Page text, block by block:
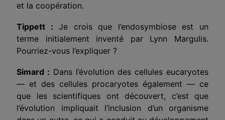
et la coopération.
Tippett : Je crois que l’endosymbiose est un
terme initialement inventé par Lynn Margulis.
Pourriez-vous l’expliquer ?
Simard : Dans l’évolution des cellules eucaryotes
— et des cellules procaryotes également — ce
que les scientifiques ont découvert, c’est que
l’évolution impliquait l’inclusion d’un organisme